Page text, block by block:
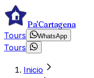
Pa'Cartagena
Tours
WhatsApp
Tours
Inicio